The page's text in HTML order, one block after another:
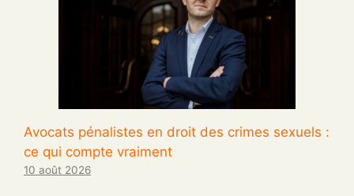
Avocats pénalistes en droit des crimes sexuels :
ce qui compte vraiment
10 août 2026